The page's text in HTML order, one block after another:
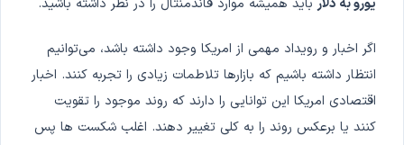
اگر اخبار و رویداد مهمی از امریکا وجود داشته باشد، می‌توانیم
انتظار داشته باشیم که بازارها تلاطمات زیادی را تجربه کنند. اخبار
اقتصادی امریکا این توانایی را دارند که روند موجود را تقویت
کنند یا برعکس روند را به کلی تغییر دهند. اغلب شکست ها پس